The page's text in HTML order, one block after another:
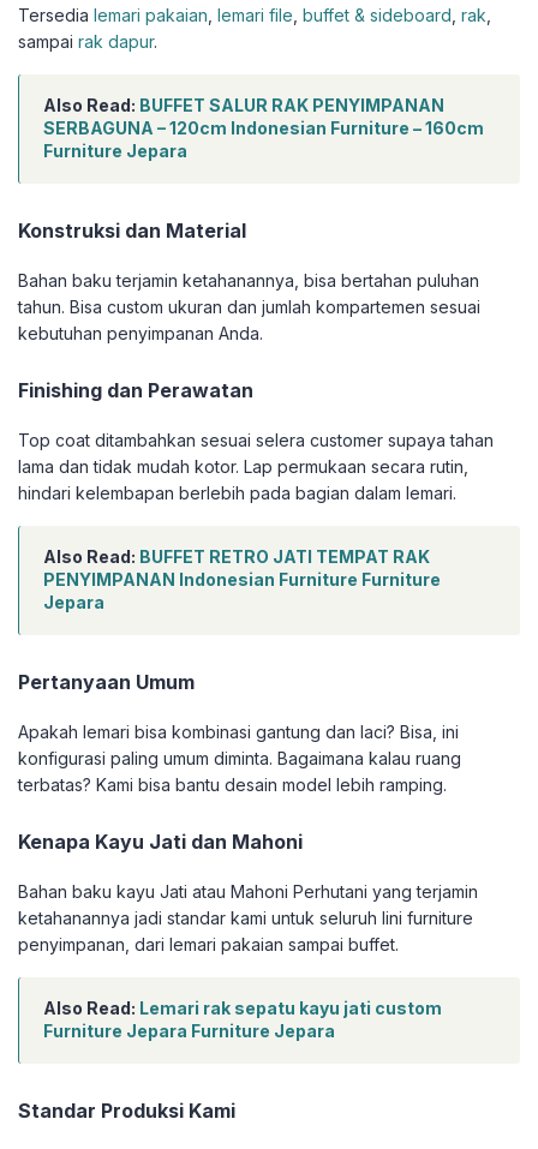
Tersedia lemari pakaian lemari file buffet & sideboard rak
sampai rak dapur.
Also Read: BUFFET SALUR RAK PENYIMPANAN
SERBAGUNA – 120cm Indonesian Furniture – 160cm
Furniture Jepara
Konstruksi dan Material
Bahan baku terjamin ketahanannya, bisa bertahan puluhan
tahun. Bisa custom ukuran dan jumlah kompartemen sesuai
kebutuhan penyimpanan Anda.
Finishing dan Perawatan
Top coat ditambahkan sesuai selera customer supaya tahan
lama dan tidak mudah kotor. Lap permukaan secara rutin,
hindari kelembapan berlebih pada bagian dalam lemari.
Also Read: BUFFET RETRO JATI TEMPAT RAK
PENYIMPANAN Indonesian Furniture Furniture
Jepara
Pertanyaan Umum
Apakah lemari bisa kombinasi gantung dan laci? Bisa, ini
konfigurasi paling umum diminta. Bagaimana kalau ruang
terbatas? Kami bisa bantu desain model lebih ramping.
Kenapa Kayu Jati dan Mahoni
Bahan baku kayu Jati atau Mahoni Perhutani yang terjamin
ketahanannya jadi standar kami untuk seluruh lini furniture
penyimpanan, dari lemari pakaian sampai buffet.
Also Read: Lemari rak sepatu kayu jati custom
Furniture Jepara Furniture Jepara
Standar Produksi Kami